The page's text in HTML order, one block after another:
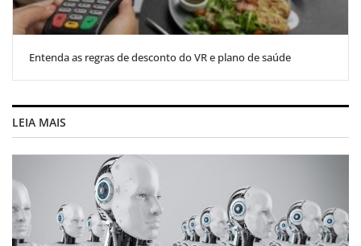
Entenda as regras de desconto do VR e plano de saúde
LEIA MAIS